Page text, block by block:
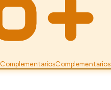
Complementarios